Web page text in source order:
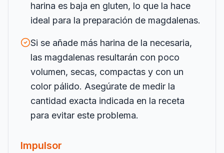
harina es baja en gluten, lo que la hace
ideal para la preparación de magdalenas.
Si se añade más harina de la necesaria,
las magdalenas resultarán con poco
volumen, secas, compactas y con un
color pálido. Asegúrate de medir la
cantidad exacta indicada en la receta
para evitar este problema.
Impulsor